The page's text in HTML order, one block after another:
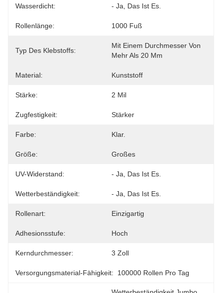
Wasserdicht: - Ja, Das Ist Es.
Rollenlänge: 1000 Fuß
Typ Des Klebstoffs:
Mit Einem Durchmesser Von
Mehr Als 20 Mm
Material: Kunststoff
Stärke: 2 Mil
Zugfestigkeit: Stärker
Farbe: Klar.
Größe: Großes
UV-Widerstand: - Ja, Das Ist Es.
Wetterbeständigkeit: - Ja, Das Ist Es.
Rollenart: Einzigartig
Adhesionsstufe: Hoch
Kerndurchmesser: 3 Zoll
Versorgungsmaterial-Fähigkeit: 100000 Rollen Pro Tag